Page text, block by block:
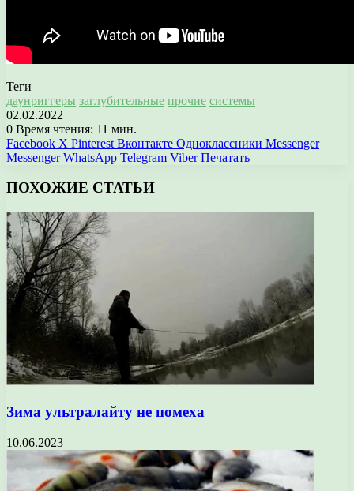
Теги
даунриггеры заглубительные прочие системы
02.02.2022
0 Время чтения: 11 мин.
Facebook X Pinterest Вконтакте Одноклассники Messenger
Messenger WhatsApp Telegram Viber Печатать
ПОХОЖИЕ СТАТЬИ
Зима ультралайту не помеха
10.06.2023